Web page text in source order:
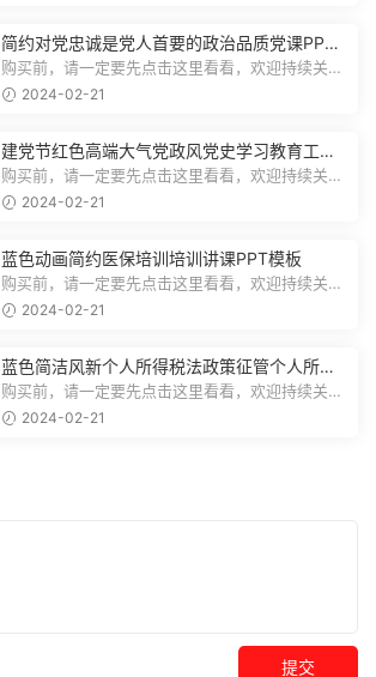
简约对党忠诚是党人首要的政治品质党课PPT
模板
购买前，请一定要先点击这里看看，欢迎持续关
注，精彩模板每天推送预览结束，一共1...
2024-02-21
建党节红色高端大气党政风党史学习教育工作
总结主题PPT模板
购买前，请一定要先点击这里看看，欢迎持续关
注，精彩模板每天推送预览结束，一共2...
2024-02-21
蓝色动画简约医保培训培训讲课PPT模板
购买前，请一定要先点击这里看看，欢迎持续关
注，精彩模板每天推送预览结束，一共3...
2024-02-21
蓝色简洁风新个人所得税法政策征管个人所得
税PPT模板
购买前，请一定要先点击这里看看，欢迎持续关
注，精彩模板每天推送预览结束，一共7...
2024-02-21
提交